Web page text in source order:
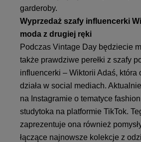
garderoby.
Wyprzedaż szafy influencerki
moda z drugiej ręki
Podczas Vintage Day będziecie
także prawdziwe perełki z szafy
influencerki – Wiktorii Adaś, która
działa w social mediach.
na Instagramie o tematyce
studytoka na platformie TikTok.
zaprezentuje ona również
łączące najnowsze kolekcje z